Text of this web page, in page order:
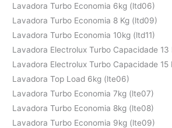
Lavadora Turbo Economia 6kg (ltd06)
Lavadora Turbo Economia 8 Kg (ltd09)
Lavadora Turbo Economia 10kg (ltd11)
Lavadora Electrolux Turbo Capacidade 13
Lavadora Electrolux Turbo Capacidade 15
Lavadora Top Load 6kg (lte06)
Lavadora Turbo Economia 7kg (lte07)
Lavadora Turbo Economia 8kg (lte08)
Lavadora Turbo Economia 9kg (lte09)